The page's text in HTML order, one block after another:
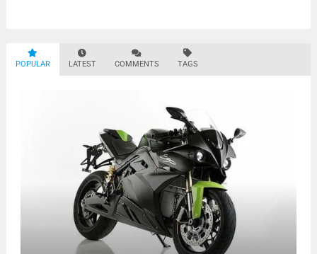
POPULAR LATEST COMMENTS TAGS